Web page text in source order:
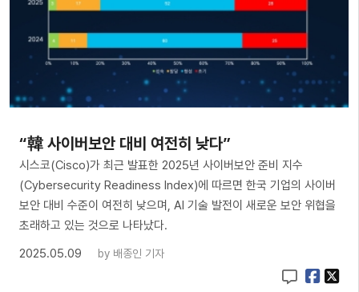
“韓 사이버보안 대비 여전히 낮다”
시스코(Cisco)가 최근 발표한 2025년 사이버보안 준비 지수
(Cybersecurity Readiness Index)에 따르면 한국 기업의 사이버
보안 대비 수준이 여전히 낮으며, AI 기술 발전이 새로운 보안 위협을
초래하고 있는 것으로 나타났다.
2025.05.09
by 배종인 기자